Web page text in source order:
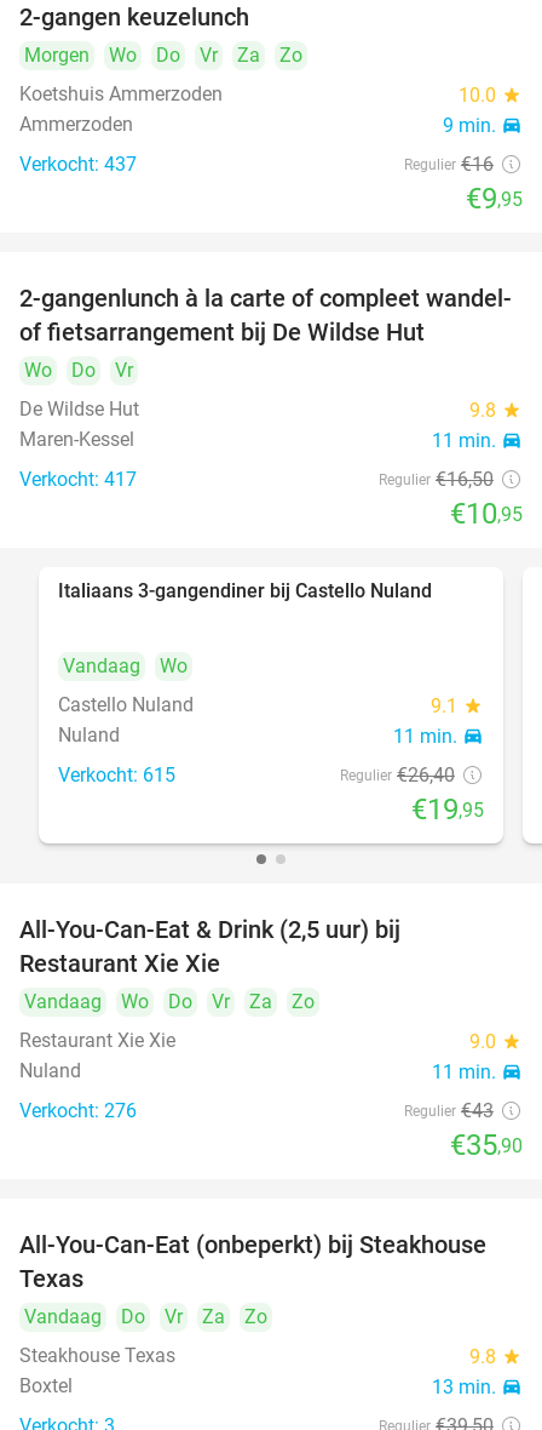
2-gangen keuzelunch
Morgen Wo Do Vr Za
Zo
Koetshuis Ammerzoden
10.0 star
Ammerzoden 9 min. directions_car
Verkocht: 437 Regulier €16
€9,95
34%
2-gangenlunch à la carte of compleet wandel-
of fietsarrangement bij De Wildse Hut
Wo Do
Vr
De Wildse Hut
9.8 star
Maren-Kessel 11 min. directions_car
Verkocht: 417 Regulier €16,50
€10,95
Italiaans 3-gangendiner bij Castello Nuland
Vandaag
Wo
Castello Nuland
9.1 star
Nuland 11 min. directions_car
Verkocht: 615 Regulier €26,40
€19,95
All-You-Can-Eat & Drink (2,5 uur) bij
Restaurant Xie Xie
Vandaag Wo Do Vr Za
Zo
Restaurant Xie Xie
9.0 star
Nuland 11 min. directions_car
Verkocht: 276 Regulier €43
€35,90
18%
All-You-Can-Eat (onbeperkt) bij Steakhouse
Texas
Vandaag Do Vr Za
Zo
Steakhouse Texas
9.8 star
Boxtel 13 min. directions_car
Regulier